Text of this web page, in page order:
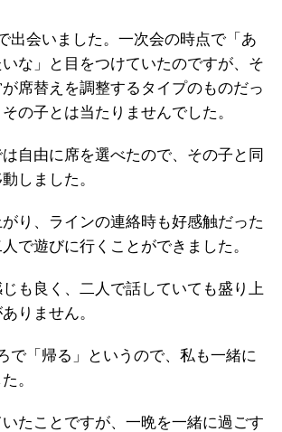
出会いました。一次会の時点で「あ
な」と目をつけていたのですが、そ
席替えを調整するタイプのものだっ
の子とは当たりませんでした。
自由に席を選べたので、その子と同
しました。
り、ラインの連絡時も好感触だった
で遊びに行くことができました。
も良く、二人で話していても盛り上
りません。
で「帰る」というので、私も一緒に
。
たことですが、一晩を一緒に過ごす